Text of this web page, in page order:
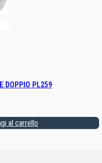
DOPPIO PL259
al carrello